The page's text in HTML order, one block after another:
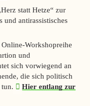
statt Hetze“ zur
und antirassistisches
Workshopreihe
und
sich vorwiegend an
die sich politisch
Hier entlang zur